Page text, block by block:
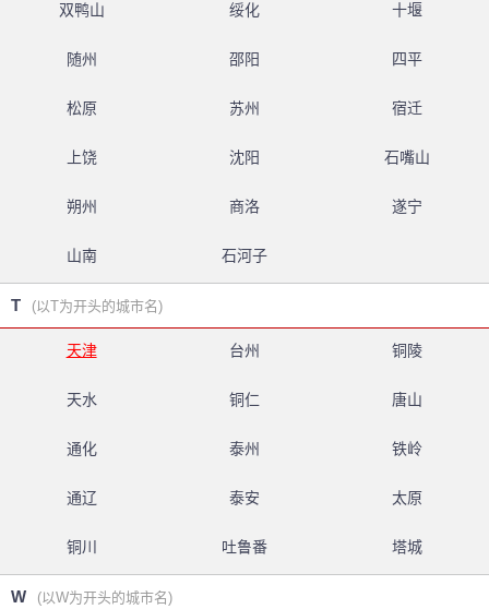
双鸭山 绥化 十堰
随州 邵阳 四平
松原 苏州 宿迁
上饶 沈阳 石嘴山
朔州 商洛 遂宁
山南 石河子
T (以T为开头的城市名)
天津 台州 铜陵
天水 铜仁 唐山
通化 泰州 铁岭
通辽 泰安 太原
铜川 吐鲁番 塔城
W (以W为开头的城市名)